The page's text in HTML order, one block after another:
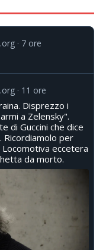
7 ore
11 ore
Disprezzo i
a Zelensky".
di Guccini che dice
Ricordiamolo per
Locomotiva eccetera
da morto.